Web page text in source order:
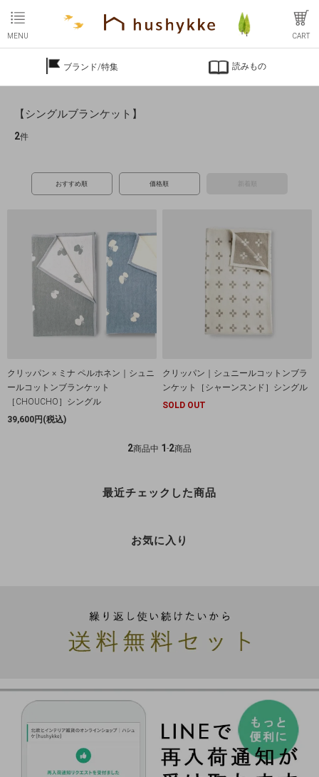
MENU CART
ブランド/特集 読みもの
【シングルブランケット】
2件
おすすめ順 価格順
クリッパン × ミナ ペルホネン｜シュニ
ールコットンブランケット
［CHOUCHO］シングル
39,600円(税込)
クリッパン｜シュニールコットンブラ
ンケット［シャーンスンド］シングル
SOLD OUT
2商品中 1 -2商品
最近チェックした商品
お気に入り